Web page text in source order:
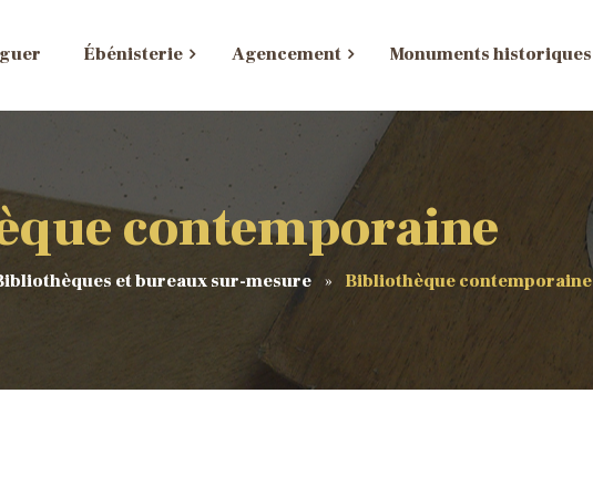
Ébénisterie Agencement Monuments historiques
contemporaine
et bureaux sur-mesure Bibliothèque contemporaine